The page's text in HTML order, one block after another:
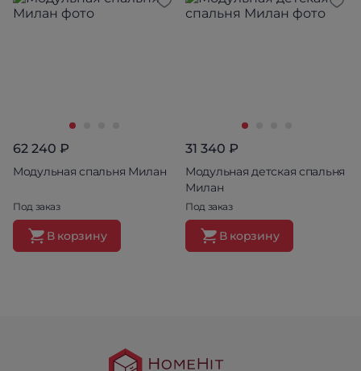
62 240 ₽
Модульная спальня Милан
Под заказ
В корзину
31 340 ₽
Модульная детская спальня
Милан
Под заказ
В корзину